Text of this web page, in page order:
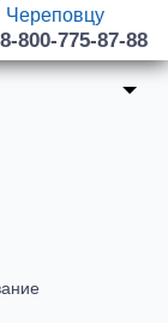
Череповцу
8-800-775-87-88